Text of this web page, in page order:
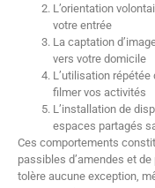
L’orientation
votre entrée
La captation
vers votre domicile
L’utilisation répétée
filmer vos activités
L’installation de
espaces partagés
Ces comportements
passibles d’amendes et
tolère aucune exception,